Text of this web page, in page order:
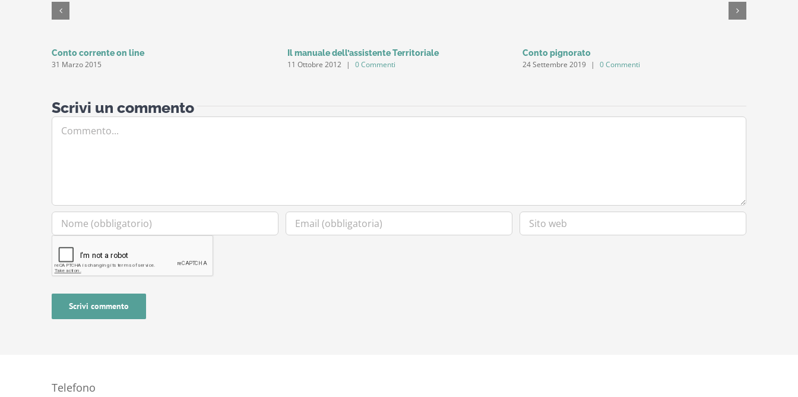
Conto corrente on line
31 Marzo 2015
Il manuale dell’assistente Territoriale
11 Ottobre 2012 | 0 Commenti
Conto pignorato
24 Settembre 2019 | 0 Commenti
Scrivi un commento
Telefono